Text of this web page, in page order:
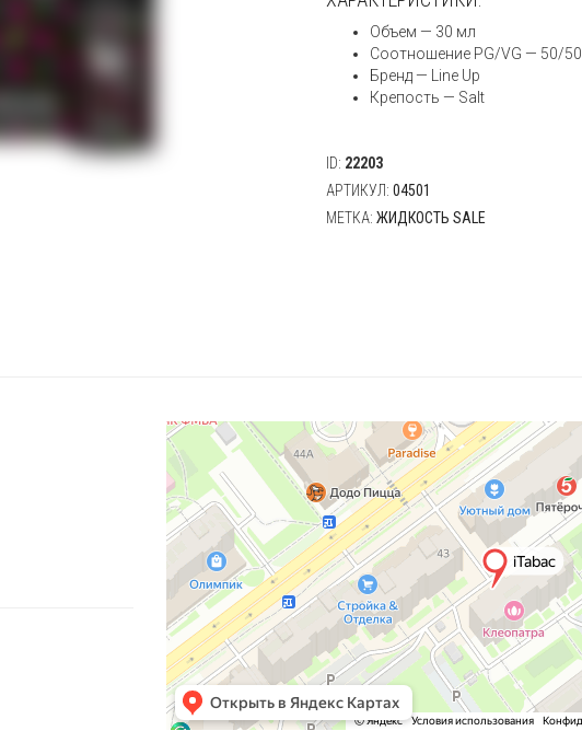
Объем — 30 мл
Соотношение PG/VG — 50/50
Бренд — Line Up
Крепость — Salt
ID: 22203
АРТИКУЛ:04501
МЕТКА:ЖИДКОСТЬ SALE